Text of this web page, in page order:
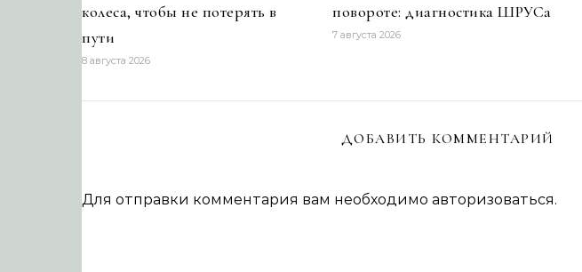
колеса, чтобы не потерять в
пути
8 августа 2026
повороте: диагностика ШРУСа
7 августа 2026
ДОБАВИТЬ КОММЕНТАРИЙ
Для отправки комментария вам необходимо авторизоваться.